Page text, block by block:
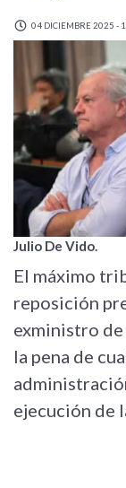
04 DICIEMBRE 2025 -
Julio De Vido.
El máximo
reposición
exministro
la pena de
ejecución de